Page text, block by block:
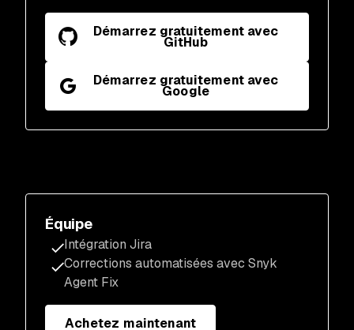
Démarrez gratuitement avec
GitHub
Démarrez gratuitement avec
Google
Équipe
Intégration Jira
Corrections automatisées avec Snyk
Agent Fix
Achetez maintenant